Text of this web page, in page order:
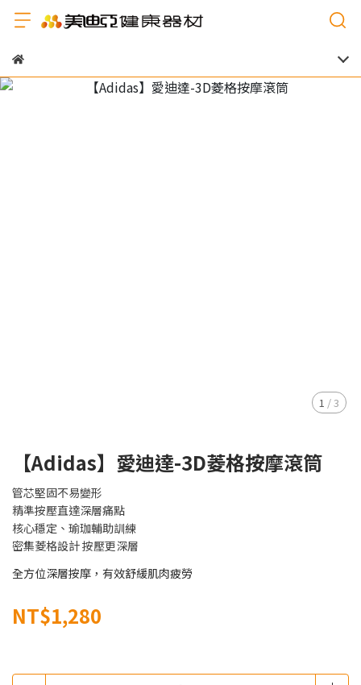
1 /3
【Adidas】愛迪達-3D菱格按摩滾筒
管芯堅固不易變形
精準按壓直達深層痛點
核心穩定、瑜珈輔助訓練
密集菱格設計 按壓更深層
全方位深層按摩，有效舒緩肌肉疲勞
NT$1,280